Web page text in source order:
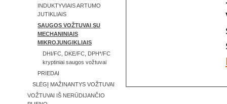
INDUKTYVIAIS ARTUMO
JUTIKLIAIS
SAUGOS VOŽTUVAI SU
MECHANINIAIS
MIKROJUNGIKLIAIS
DHI/FC, DKE/FC, DPH*/FC
kryptiniai saugos vožtuvai
PRIEDAI
SLĖGĮ MAŽINANTYS VOŽTUVAI
VOŽTUVAI IŠ NERŪDIJANČIO